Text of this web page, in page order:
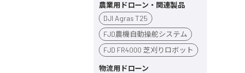
農業用ドローン・関連製品
DJI Agras T25
FJD農機自動操舵システム
FJD FR4000 芝刈りロボット
物流用ドローン